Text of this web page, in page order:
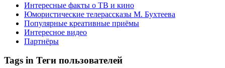
Интересные факты о ТВ и кино
Юмористические телерассказы М. Бухтеева
Популярные креативные приёмы
Интересное видео
Партнёры
Tags in Теги пользователей